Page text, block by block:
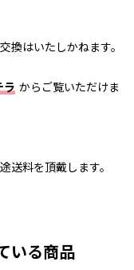
換はいたしかねます。
ラ からご覧いただけま
送料を頂戴します。
いる商品